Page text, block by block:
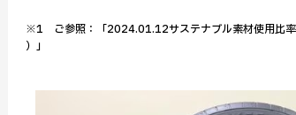
※1 ご参照：「2024.01.12サステナブル素材使用比率
）」